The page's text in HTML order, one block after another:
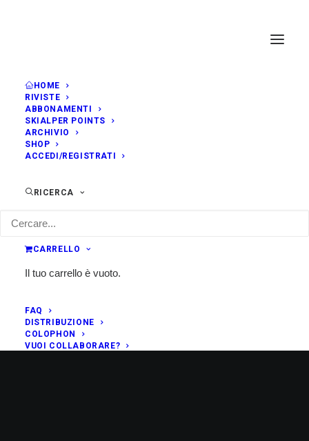
HOME
RIVISTE
ABBONAMENTI
SKIALPER POINTS
ARCHIVIO
SHOP
ACCEDI/REGISTRATI
RICERCA
CARRELLO
Il tuo carrello è vuoto.
FAQ
DISTRIBUZIONE
COLOPHON
VUOI COLLABORARE?